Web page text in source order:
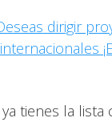
dirigir
ya tienes la lista